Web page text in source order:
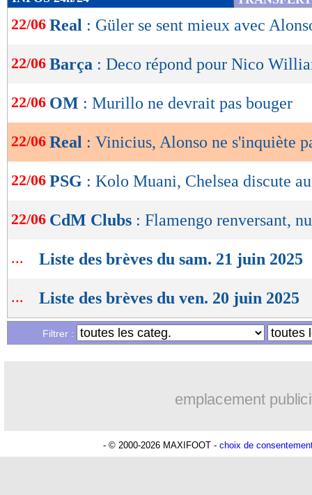
de
lecture
OK
22/06 Real : Güler se sent mieux avec
22/06 Barça : Deco répond pour Nico
22/06 OM : Murillo ne devrait pas bouger
22/06 Real : Vinicius, Alonso ne s'inquiète
22/06 PSG : Kolo Muani, Chelsea discute
22/06 CdM Clubs : Flamengo renversant,
... Liste des brèves du sam. 21 juin 2025
... Liste des brèves du ven. 20 juin 2025
Filtrer :
emplacement
- © 2000-2026 MAXIFOOT - choix de